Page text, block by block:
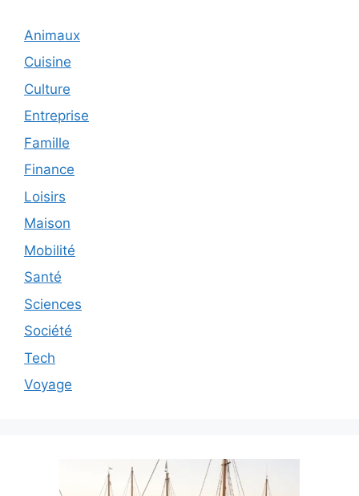
Animaux
Cuisine
Culture
Entreprise
Famille
Finance
Loisirs
Maison
Mobilité
Santé
Sciences
Société
Tech
Voyage